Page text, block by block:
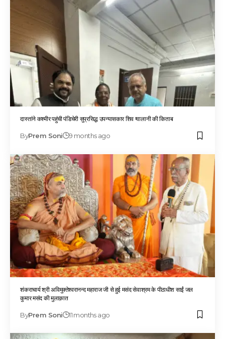
दास्तांने कश्मीर पहुंची पंडिचेरी सुप्रसिद्ध उपन्यासकार शिव ग्वालानी की किताब
ByPrem Soni 9 months ago
शंकराचार्य श्री अविमुक्तेश्वरानन्द महाराज जी से हुई मसंद सेवाश्रम के पीठाधीश साईं जल
कुमार मसंद की मुलाक़ात
ByPrem Soni 11 months ago